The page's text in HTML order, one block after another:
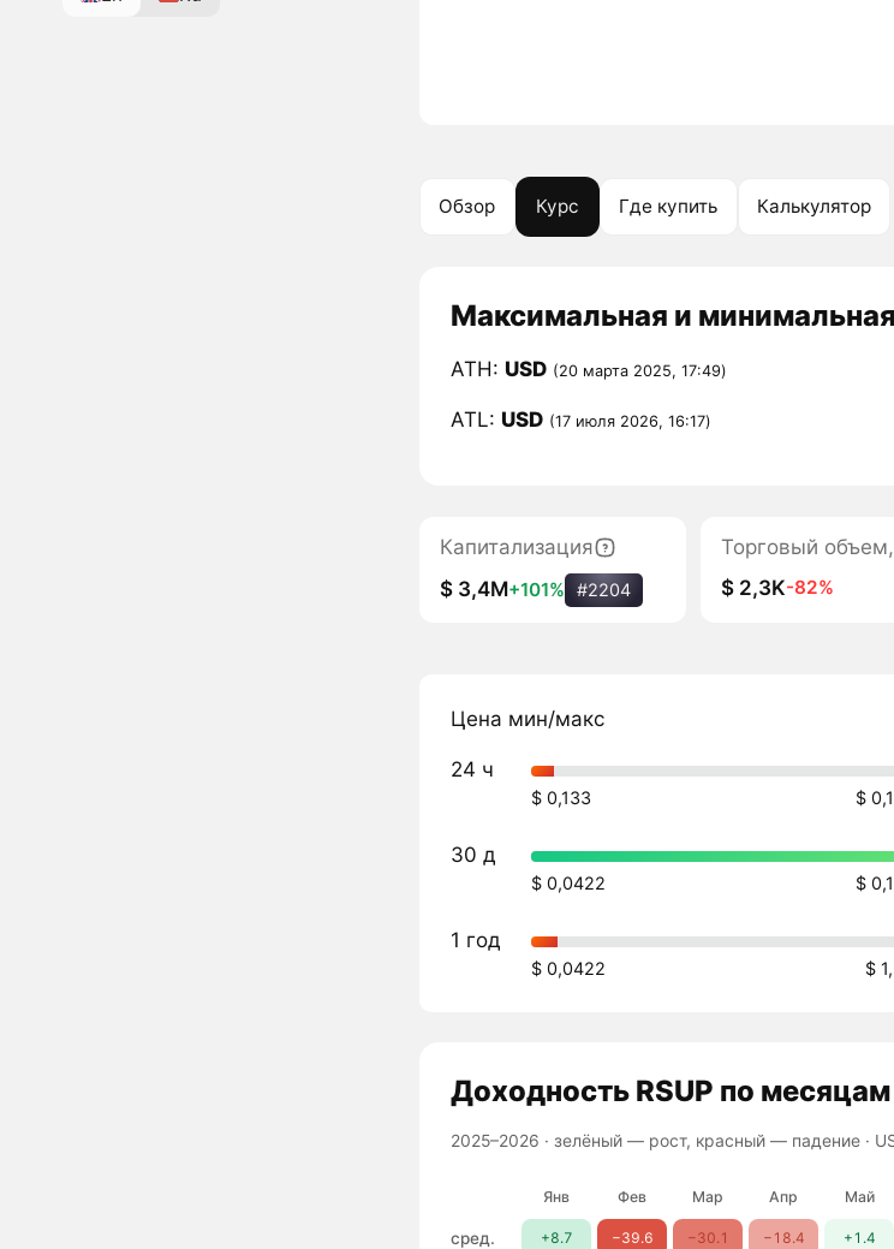
Обзор Курс Где купить Калькулятор
Максимальная и минимальная
ATH: USD (20 марта 2025, 17:49)
ATL: USD (17 июля 2026, 16:17)
Капитализация
$ 3,4M+101% #2204
Торговый
$ 2,3K-82%
Цена мин/макс
24 ч
$ 0,133 $
30 д
$ 0,0422 $
1 год
$ 0,0422 $
ДоходностьRSUP по месяцам
2025–2026 · зелёный — рост, красный — падение·
Янв Фев Мар Апр Май
сред. +8.7 −39.6 −30.1 −18.4 +1.4